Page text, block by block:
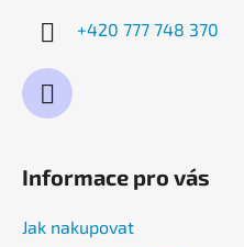
+420 777 748 370
Informace pro vás
Jak nakupovat